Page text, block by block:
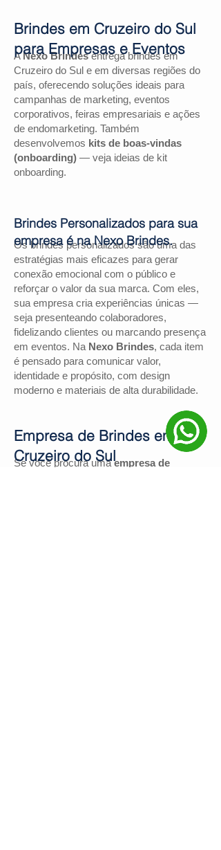
ANexo Brindesentrega brindes em
Cruzeiro do Sul e em diversas regiões do
país, oferecendo soluções ideais para
campanhas de marketing, eventos
corporativos, feiras empresariais e ações
de endomarketing. Também
desenvolvemos kits de boas-vindas
(onboarding) — veja ideias de kit
onboarding.
Os brindes personalizados são uma das
estratégias mais eficazes para gerar
conexão emocional com o público e
reforçar o valor da sua marca. Com eles,
sua empresa cria experiências únicas —
seja presenteando colaboradores,
fidelizando clientes ou marcando presença
em eventos. Na Nexo Brindes, cada item
é pensado para comunicar valor,
identidade e propósito, com design
moderno e materiais de alta durabilidade.
Se você procura umaempresa de
Brindes em Cruzeiro do Sul
para Empresas e Eventos
Brindes Personalizados para sua
empresa é na Nexo Brindes.
Empresa de Brindes em
Cruzeiro do Sul